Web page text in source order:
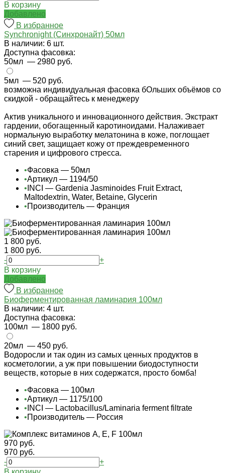
В корзину
Добавлено
В избранное
Synchronight (Синхронайт) 50мл
В наличии: 6 шт.
Доступна фасовка:
50мл — 2980 руб.
5мл — 520 руб.
возможна индивидуальная фасовка бОльших объёмов со
скидкой - обращайтесь к менеджеру
Актив уникального и инновационного действия. Экстракт
гардении, обогащенный каротиноидами. Налаживает
нормальную выработку мелатонина в коже, поглощает
синий свет, защищает кожу от преждевременного
старения и цифрового стресса.
•Фасовка — 50мл
•Артикул — 1194/50
• INCI — Gardenia Jasminoides Fruit Extract,
Maltodextrin, Water, Betaine, Glycerin
•Производитель — Франция
1 800 руб.
1 800 руб.
-
+
В корзину
Добавлено
В избранное
Биоферментированная ламинария 100мл
В наличии: 4 шт.
Доступна фасовка:
100мл — 1800 руб.
20мл — 450 руб.
Водоросли и так один из самых ценных продуктов в
косметологии, а уж при повышении биодоступности
веществ, которые в них содержатся, просто бомба!
•Фасовка — 100мл
•Артикул — 1175/100
• INCI — Lactobacillus/Laminaria ferment filtrate
•Производитель — Россия
970 руб.
970 руб.
-
+